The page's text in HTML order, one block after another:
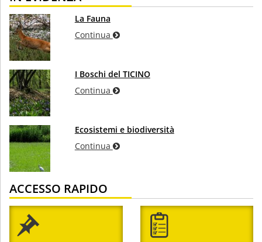
La Fauna
Continua
I Boschi del TICINO
Continua
Ecosistemi e biodiversità
Continua
ACCESSO RAPIDO